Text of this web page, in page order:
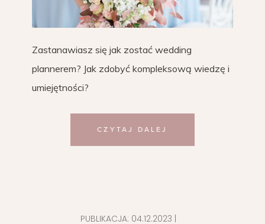
Zastanawiasz się jak zostać wedding
plannerem? Jak zdobyć kompleksową wiedzę i
umiejętności?
CZYTAJ DALEJ
PUBLIKACJA: 04.12.2023